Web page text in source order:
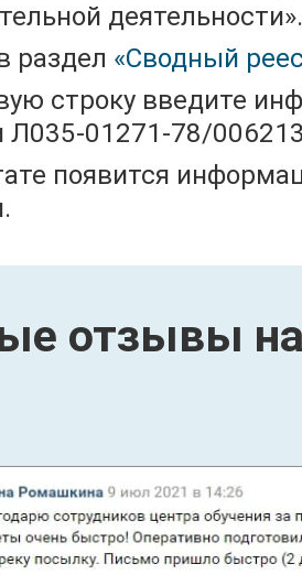
деятельности».
раздел «Сводный
строку введите
Л035-01271-78/
появится
отзывы